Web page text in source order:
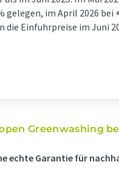
im April 2026 bei
Einfuhrpreise im Juni
Greenwashing
echte Garantie für